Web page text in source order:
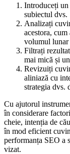
Introduceți un
subiectul dvs.
Analizați
acestora,
volumul lunar
Filtrați
mai mică și
Revizuiți
aliniază cu
strategia dvs.
Cu ajutorul
în considerare
cheie, intenția de
în mod eficient
performanța SEO a
vizat.